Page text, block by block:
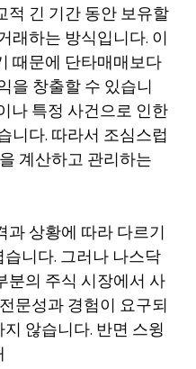
적 긴 기간 동안 보유할
래하는 방식입니다. 이
때문에 단타매매보다
을 창출할 수 있습니
나 특정 사건으로 인한
니다. 따라서 조심스럽
계산하고 관리하는
상황에 따라 다르기
니다. 그러나 나스닥
분의 주식 시장에서 사
문성과 경험이 요구되
않습니다. 반면 스윙